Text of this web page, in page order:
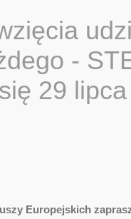
-
29
Europejskich